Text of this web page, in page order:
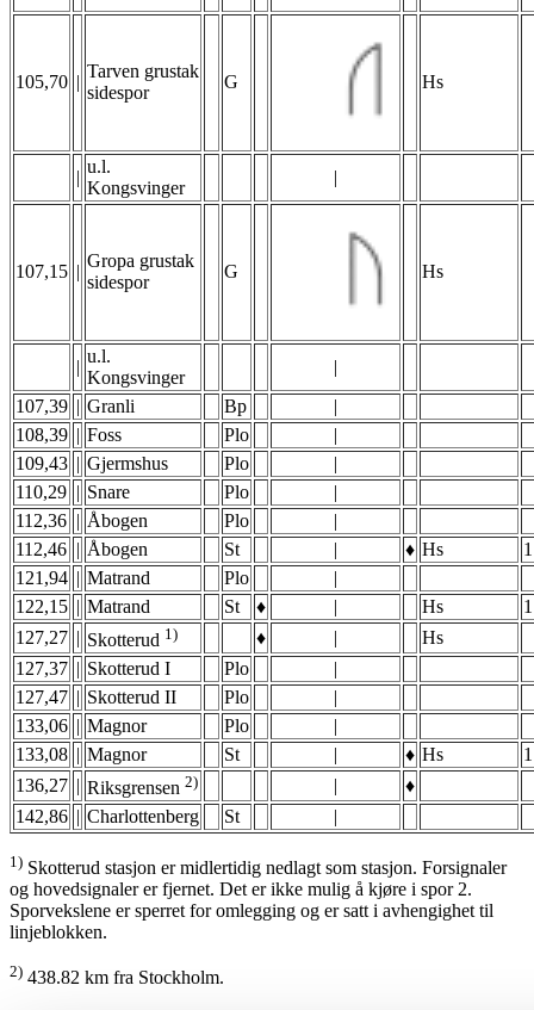
105,70 |
Tarven grustak
sidespor
G Hs
|
u.l.
Kongsvinger
|
107,15 |
Gropa grustak
sidespor
G Hs
|
u.l.
Kongsvinger
|
107,39 | Granli Bp
|
108,39 | Foss Plo
|
109,43 | Gjermshus Plo
|
110,29 | Snare Plo
|
112,36 | Åbogen Plo
|
112,46 | Åbogen St | ♦ Hs
1
121,94 | Matrand Plo
|
122,15 | Matrand St ♦ | Hs
1
127,27 | Skotterud 1) ♦ |
Hs
127,37 | Skotterud I Plo
|
127,47 | Skotterud II Plo
|
133,06 | Magnor Plo
|
133,08 | Magnor St | ♦ Hs
1
136,27 | Riksgrensen 2) |
♦
142,86 | Charlottenberg St |
1) Skotterud stasjon er midlertidig nedlagt som stasjon. Forsignaler
og hovedsignaler er fjernet. Det er ikke mulig å kjøre i spor 2.
Sporvekslene er sperret for omlegging og er satt i avhengighet til
linjeblokken.
2) 438.82 km fra Stockholm.